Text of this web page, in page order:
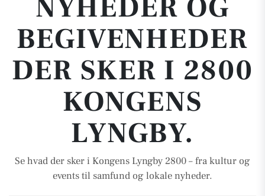
NYHEDER OG
BEGIVENHEDER
DER SKER I 2800
KONGENS
LYNGBY.
Se hvad der sker i Kongens Lyngby 2800 – fra kultur og
events til samfund og lokale nyheder.